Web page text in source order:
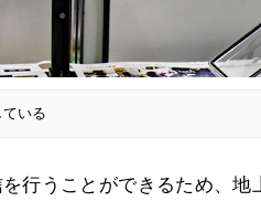
いる
行うことができるため、